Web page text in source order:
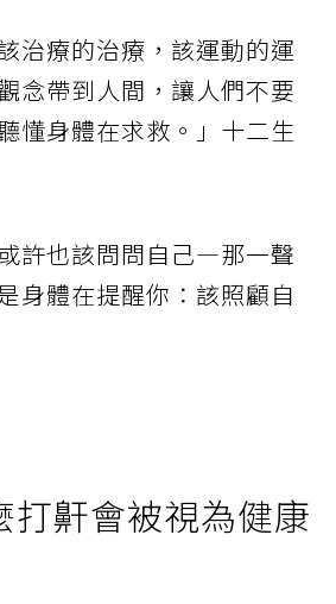
治療的治療，該運動的運
念帶到人間，讓人們不要
懂身體在求救。」十二生
許也該問問自己—那一聲
身體在提醒你：該照顧自
打鼾會被視為健康